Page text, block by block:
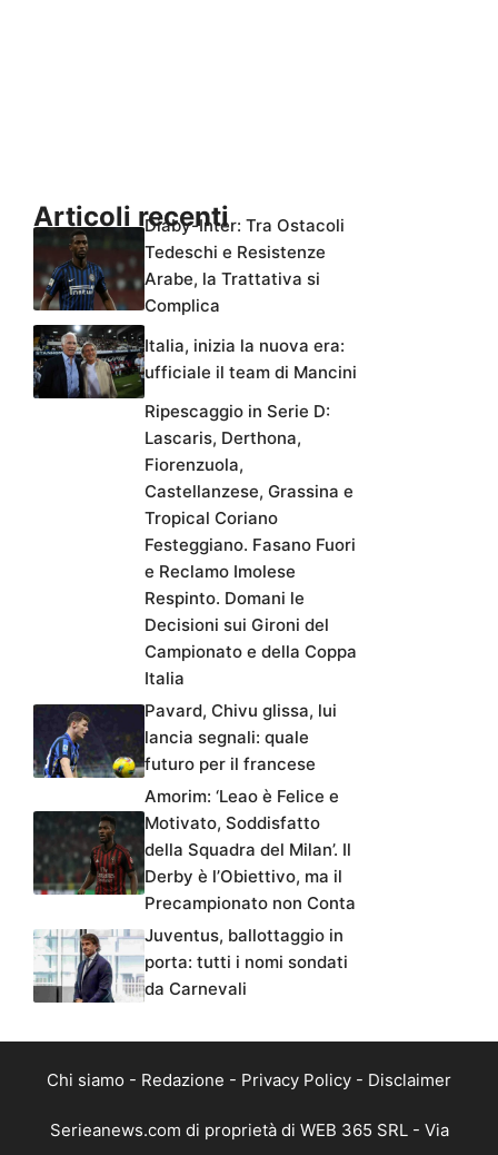
Articoli recentiDiaby-Inter: Tra Ostacoli
Tedeschi e Resistenze
Arabe, la Trattativa si
Complica
Italia, inizia la nuova era:
ufficiale il team di Mancini
Ripescaggio in Serie D:
Lascaris, Derthona,
Fiorenzuola,
Castellanzese, Grassina e
Tropical Coriano
Festeggiano. Fasano Fuori
e Reclamo Imolese
Respinto. Domani le
Decisioni sui Gironi del
Campionato e della Coppa
Italia
Pavard, Chivu glissa, lui
lancia segnali: quale
futuro per il francese
Amorim: ‘Leao è Felice e
Motivato, Soddisfatto
della Squadra del Milan’. Il
Derby è l’Obiettivo, ma il
Precampionato non Conta
Juventus, ballottaggio in
porta: tutti i nomi sondati
da Carnevali
Chi siamo - Redazione - Privacy Policy - Disclaimer
Serieanews.com di proprietà di WEB 365 SRL - Via